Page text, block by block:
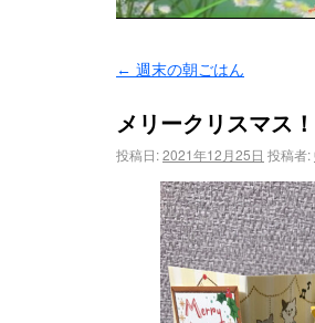
← 週末の朝ごはん
メリークリスマス！
投稿日:2021年12月25日 投稿者: